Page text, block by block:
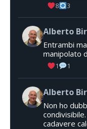
8 3
Alberto
Entrambi
manipolato
1 1
Alberto
Non ho
cadavere